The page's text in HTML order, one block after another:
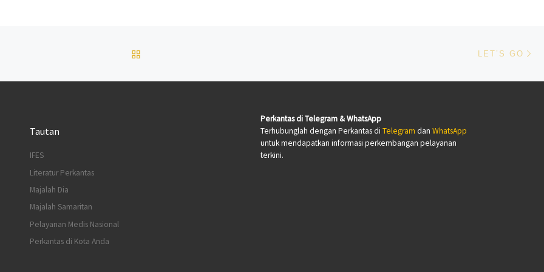
LET’S GO
Tautan
IFES
Literatur Perkantas
Majalah Dia
Majalah Samaritan
Pelayanan Medis Nasional
Perkantas di Kota Anda
Perkantas di Telegram & WhatsApp
Terhubunglah dengan Perkantas di Telegram dan WhatsApp
untuk mendapatkan informasi perkembangan pelayanan
terkini.